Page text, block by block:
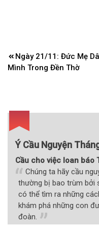
Điều
hướng
Ngày 21/11: Đức Mẹ
Mình Trong Đền Thờ
Ý Cầu Nguyện
Cầu cho việc loan
Chúng ta hãy cầu
thường bị bao trùm bởi
có thể tìm ra những
khám phá những con
đoàn.